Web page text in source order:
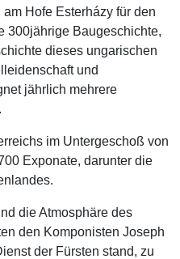
Hofe Esterházy für den
300jährige Baugeschichte,
dieses ungarischen
und
jährlich mehrere
im Untergeschoß von
Exponate, darunter die
die Atmosphäre des
den Komponisten Joseph
der Fürsten stand, zu